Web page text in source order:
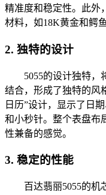
精准度和稳定性。此外
材料，如18K黄金和鳄
2. 独特的设计
5055的设计独特，
结合，形成了独特的风
日历”设计，显示了日
和小秒针。整个表盘布
性兼备的感觉。
3. 稳定的性能
百达翡丽5055的机